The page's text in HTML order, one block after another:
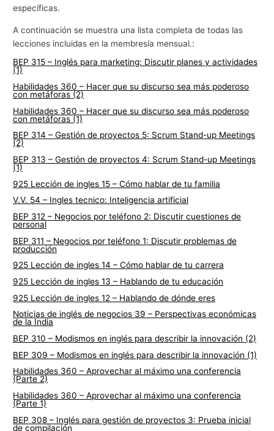
específicas.
A continuación se muestra una lista completa de todas las
lecciones incluidas en la membresía mensual.:
BEP 315 – Inglés para marketing: Discutir planes y actividades
(1)
Habilidades 360 – Hacer que su discurso sea más poderoso
con metáforas (2)
Habilidades 360 – Hacer que su discurso sea más poderoso
con metáforas (1)
BEP 314 – Gestión de proyectos 5: Scrum Stand-up Meetings
(2)
BEP 313 – Gestión de proyectos 4: Scrum Stand-up Meetings
(1)
925 Lección de ingles 15 – Cómo hablar de tu familia
V.V. 54 – Ingles tecnico: Inteligencia artificial
BEP 312 – Negocios por teléfono 2: Discutir cuestiones de
personal
BEP 311 – Negocios por teléfono 1: Discutir problemas de
producción
925 Lección de ingles 14 – Cómo hablar de tu carrera
925 Lección de ingles 13 – Hablando de tu educación
925 Lección de ingles 12 – Hablando de dónde eres
Noticias de inglés de negocios 39 – Perspectivas económicas
de la India
BEP 310 – Modismos en inglés para describir la innovación (2)
BEP 309 – Modismos en inglés para describir la innovación (1)
Habilidades 360 – Aprovechar al máximo una conferencia
(Parte 2)
Habilidades 360 – Aprovechar al máximo una conferencia
(Parte 1)
BEP 308 – Inglés para gestión de proyectos 3: Prueba inicial
de compilación